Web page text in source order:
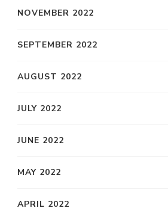
NOVEMBER 2022
SEPTEMBER 2022
AUGUST 2022
JULY 2022
JUNE 2022
MAY 2022
APRIL 2022